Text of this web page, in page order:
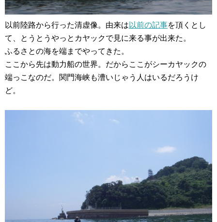
以前陸路から行った清虚像。由来は 以前の記事を頂くとし
て、とうとうやっとカヤックで見に来る事が出来た。
ふるさとの海を端までやってきた。
ここから先は動力船の世界。だからここがシーカヤックの
端っこなのだ。関門海峡も漕いじゃう人はいるだろうけ
ど。